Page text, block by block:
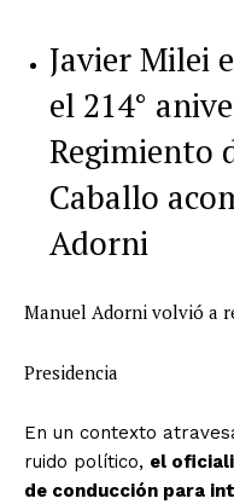
Javier Milei
el 214°
Regimiento
Caballo
Adorni
Manuel Adorni volvió a
Presidencia
En un contexto
ruido político, el
de conducción para